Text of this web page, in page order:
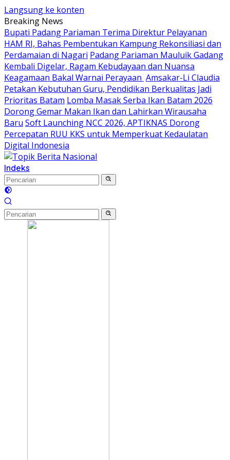
Langsung ke konten
Breaking News
Bupati Padang Pariaman Terima Direktur Pelayanan
HAM RI, Bahas Pembentukan Kampung Rekonsiliasi dan
Perdamaian di Nagari Padang Pariaman Mauluik Gadang
Kembali Digelar, Ragam Kebudayaan dan Nuansa
Keagamaan Bakal Warnai Perayaan ‎ Amsakar-Li Claudia
Petakan Kebutuhan Guru, Pendidikan Berkualitas Jadi
Prioritas Batam Lomba Masak Serba Ikan Batam 2026
Dorong Gemar Makan Ikan dan Lahirkan Wirausaha
Baru Soft Launching NCC 2026, APTIKNAS Dorong
Percepatan RUU KKS untuk Memperkuat Kedaulatan
Digital Indonesia
Indeks